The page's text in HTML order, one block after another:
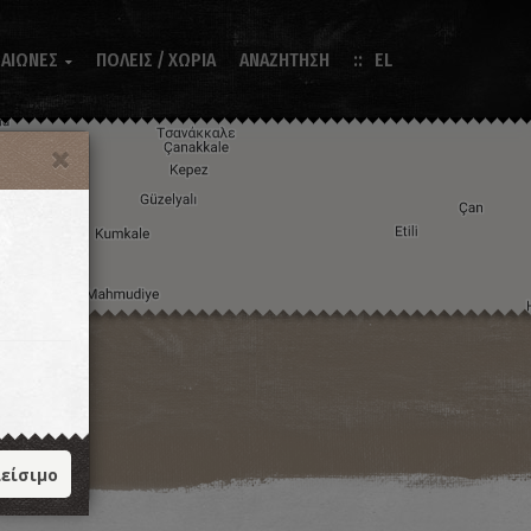
 ΠΟΛΕΙΣ / ΧΩΡΙΑ ΑΝΑΖΗΤΗΣΗ EL